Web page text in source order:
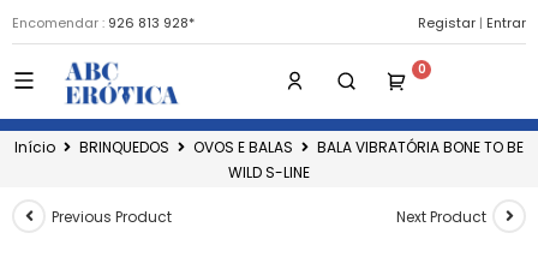
Encomendar : 926 813 928* Registar | Entrar
Início BRINQUEDOS OVOS E BALAS
BALA VIBRATÓRIA BONE TO BE
WILD S-LINE
Previous Product Next Product